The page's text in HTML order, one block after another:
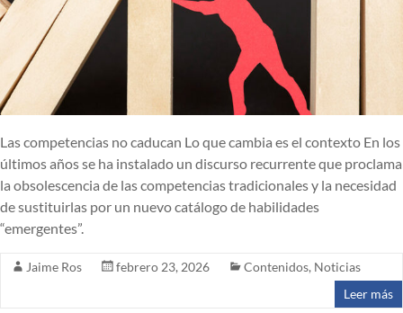
Las competencias no caducan Lo que cambia es el contexto En los
últimos años se ha instalado un discurso recurrente que proclama
la obsolescencia de las competencias tradicionales y la necesidad
de sustituirlas por un nuevo catálogo de habilidades
“emergentes”.
Jaime Ros febrero 23, 2026 Contenidos, Noticias
Leer más